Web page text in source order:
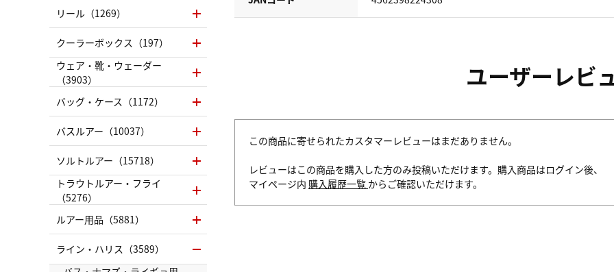
ユーザーレビ
この商品に寄せられたカスタマーレビューはまだありません。
レビューはこの商品を購入した方のみ投稿いただけます。購入商品はログイン後、
マイページ内 購入履歴一覧 からご確認いただけます。
リール（1269）
クーラーボックス（197）
ウェア・靴・ウェーダー
（3903）
バッグ・ケース（1172）
バスルアー（10037）
ソルトルアー（15718）
トラウトルアー・フライ
（5276）
ルアー用品（5881）
ライン・ハリス（3589）